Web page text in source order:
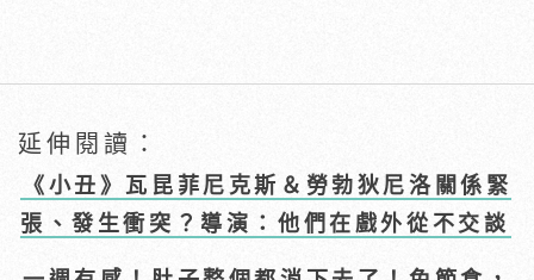
延伸閱讀：
《小丑》瓦昆菲尼克斯＆勞勃狄尼洛關係緊
張、發生衝突？導演：他們在戲外從不交談